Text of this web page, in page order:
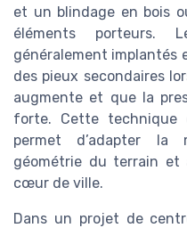
et un blindage en bois
éléments porteurs.
généralement implantés
des pieux secondaires
augmente et que la
forte. Cette technique
permet d’adapter la
géométrie du terrain et
cœur de ville.
Dans un projet de